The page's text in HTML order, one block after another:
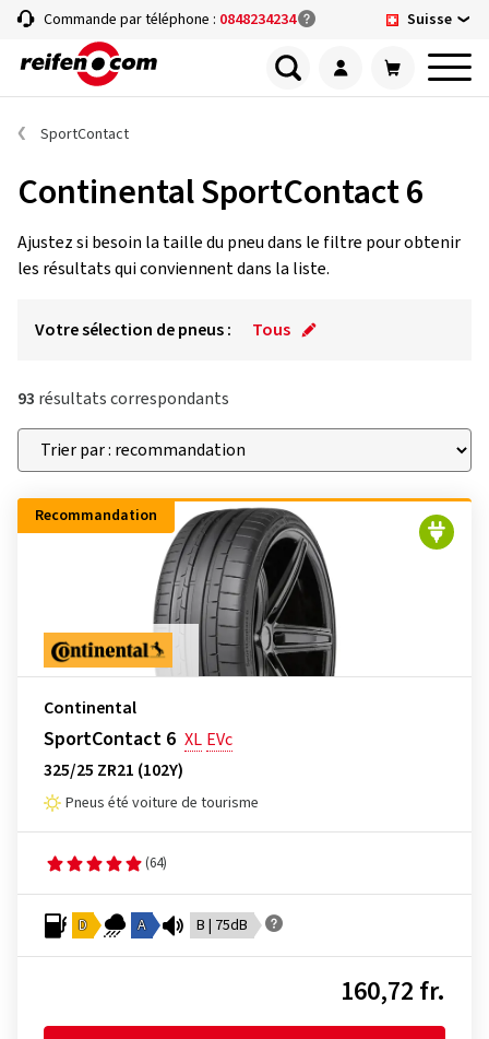
Commande par téléphone : 0848234234 Suisse
SportContact
Continental SportContact 6
Ajustez si besoin la taille du pneu dans le filtre pour obtenir
les résultats qui conviennent dans la liste.
Votre sélection de pneus : Tous
93 résultats correspondants
Recommandation
Continental
SportContact 6 XL EVc
325/25 ZR21 (102Y)
Pneus été voiture de tourisme
(64)
D A B | 75dB
160,72 fr.